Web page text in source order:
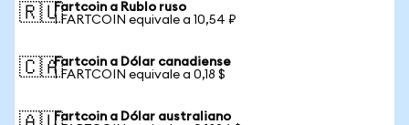
🇷🇺Fartcoin a Rublo ruso
1 FARTCOIN equivale a 10,54 ₽
🇨🇦Fartcoin a Dólar canadiense
1 FARTCOIN equivale a 0,18 $
Fartcoin a Dólar australiano